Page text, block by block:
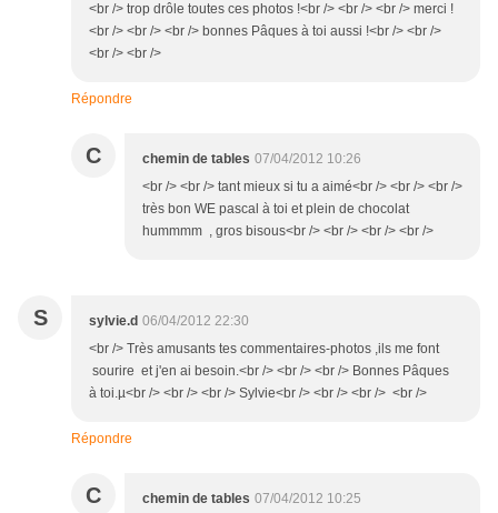
<br /> trop drôle toutes ces photos !<br /> <br /> <br /> merci !
<br /> <br /> <br /> bonnes Pâques à toi aussi !<br /> <br />
<br /> <br />
Répondre
C chemin de tables 07/04/2012 10:26
<br /> <br /> tant mieux si tu a aimé<br /> <br /> <br />
très bon WE pascal à toi et plein de chocolat
hummmm , gros bisous<br /> <br /> <br /> <br />
S sylvie.d 06/04/2012 22:30
<br /> Très amusants tes commentaires-photos ,ils me font
sourire et j'en ai besoin.<br /> <br /> <br /> Bonnes Pâques
à toi.µ<br /> <br /> <br /> Sylvie<br /> <br /> <br /> <br />
Répondre
C chemin de tables 07/04/2012 10:25